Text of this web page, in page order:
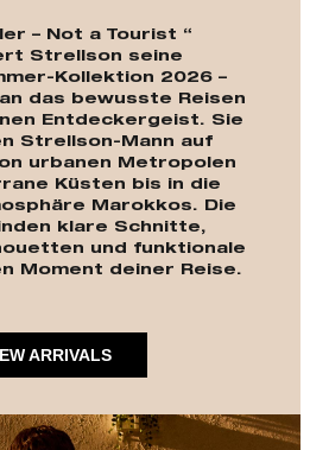
– Not a Tourist “
Strellson seine
Kollektion 2026 –
das bewusste Reisen
Entdeckergeist. Sie
Strellson-Mann auf
urbanen Metropolen
Küsten bis in die
Marokkos. Die
klare Schnitte,
und funktionale
Moment deiner Reise.
ARRIVALS